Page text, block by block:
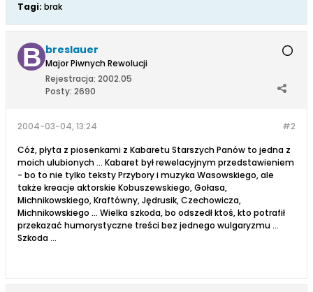
Tagi: brak
breslauer
Major Piwnych Rewolucji
Rejestracja: 2002.05
Posty: 2690
#2
2004-03-04, 13:24
Cóż, płyta z piosenkami z Kabaretu Starszych Panów to jedna z
moich ulubionych ... Kabaret był rewelacyjnym przedstawieniem
- bo to nie tylko teksty Przybory i muzyka Wasowskiego, ale
także kreacje aktorskie Kobuszewskiego, Gołasa,
Michnikowskiego, Kraftówny, Jędrusik, Czechowicza,
Michnikowskiego ... Wielka szkoda, bo odszedł ktoś, kto potrafił
przekazać humorystyczne treści bez jednego wulgaryzmu ...
Szkoda ...